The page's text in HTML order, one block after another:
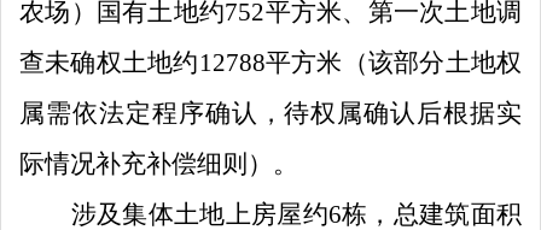
农场 ）国有土地约752平方米、第一次土地调
查未确权土地约12788平方米 （该部分土地权
属需依法定程序确认，待权属确认后根据实
际情况补充补偿细则） 。
涉及集体土地上 房屋约6栋，总建筑面积